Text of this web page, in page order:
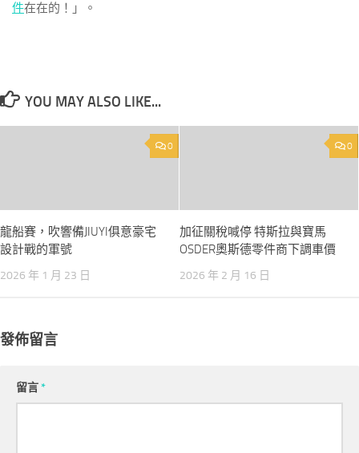
件在在的！」。
YOU MAY ALSO LIKE...
0
龍船賽，吹響備JIUYI俱意豪宅
設計戰的軍號
2026 年 1 月 23 日
0
加征關稅喊停 特斯拉與寶馬
OSDER奧斯德零件商下調車價
2026 年 2 月 16 日
發佈留言
留言*